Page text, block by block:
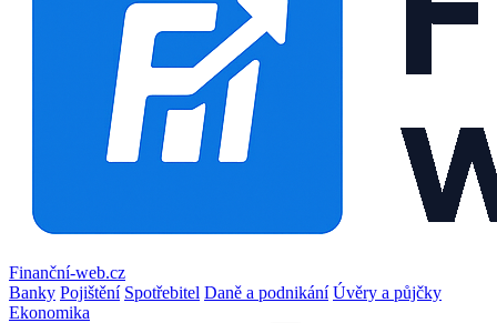
Finanční-web.cz
Banky Pojištění Spotřebitel Daně a podnikání Úvěry a půjčky
Ekonomika